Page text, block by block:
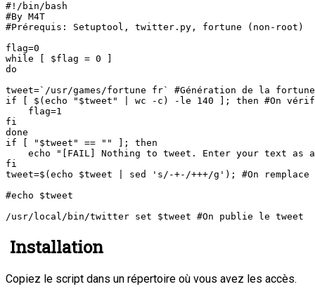
#!/bin/bash
#By M4T
#Prérequis: Setuptool, twitter.py, fortune (non-root)
flag=0
while [ $flag = 0 ]
do
tweet=`/usr/games/fortune fr` #Génération de la
if [ $(echo "$tweet" | wc -c) -le 140 ]; then #On
    flag=1
fi
done
if [ "$tweet" == "" ]; then
echo "[FAIL] Nothing to tweet. Enter your text as
fi
tweet=$(echo $tweet | sed 's/-+-/+++/g'); #On
#echo $tweet
Installation
Copiez le script dans un répertoire où vous avez les accès.